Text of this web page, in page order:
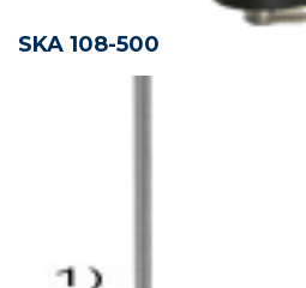
SKA 108-500